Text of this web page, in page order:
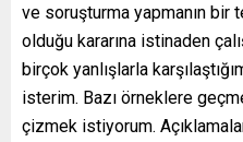
ve soruşturma yapmanın bir
olduğu kararına istinaden
birçok yanlışlarla
isterim. Bazı örneklere
çizmek istiyorum.